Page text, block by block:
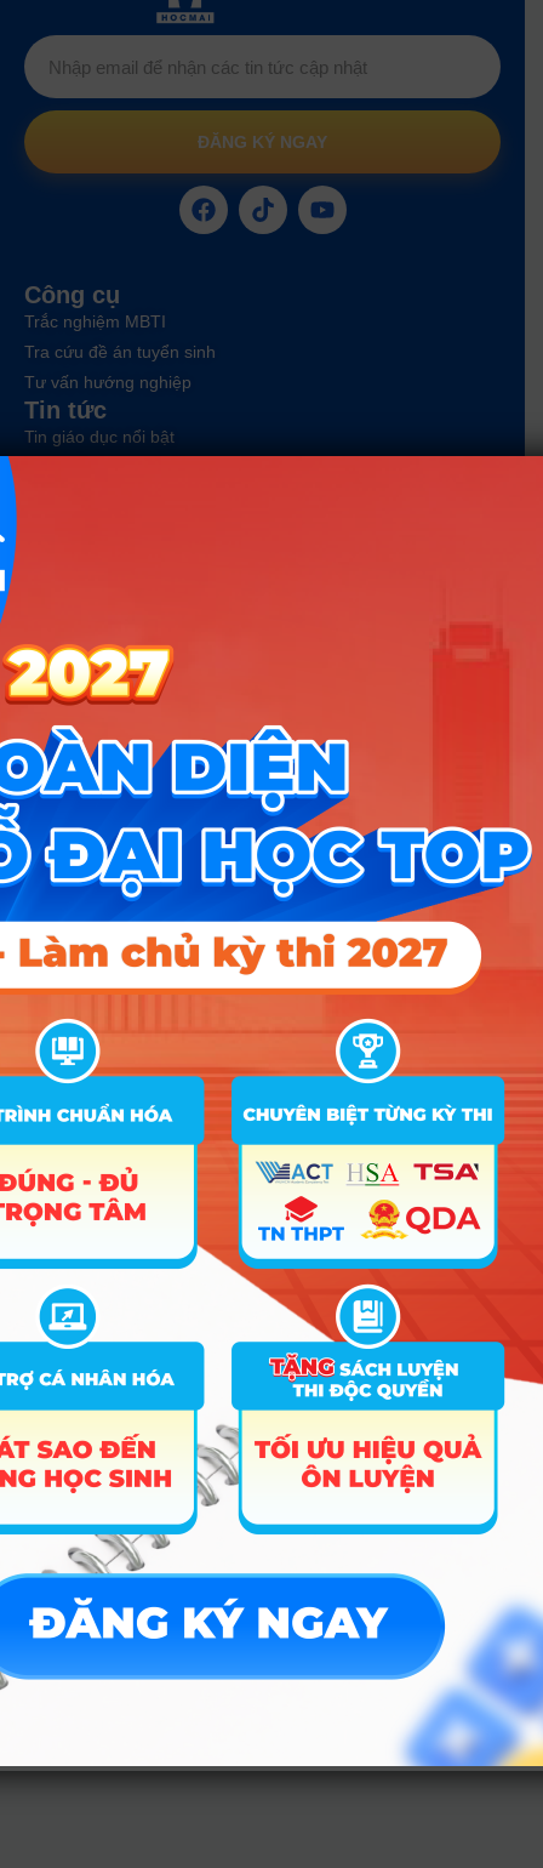
ĐĂNG KÝ NGAY
Công cụ
Trắc nghiệm MBTI
Tra cứu đề án tuyển sinh
Tư vấn hướng nghiệp
Tin tức
Tin giáo dục nổi bật